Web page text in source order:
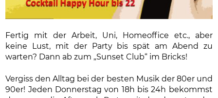
Fertig mit der Arbeit, Uni, Homeoffice etc., aber
keine Lust, mit der Party bis spät am Abend zu
warten? Dann ab zum „Sunset Club“ im Bricks!
Vergiss den Alltag bei der besten Musik der 80er und
90er! Jeden Donnerstag von 18h bis 24h bekommst